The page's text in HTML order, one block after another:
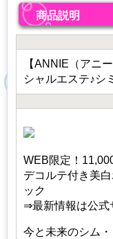
商品説明
【ANNIE（アニ
シャルエステ♪シ
WEB限定！
デコルテ付き美
ック
⇒最新情報は公式
今と未来のシム・